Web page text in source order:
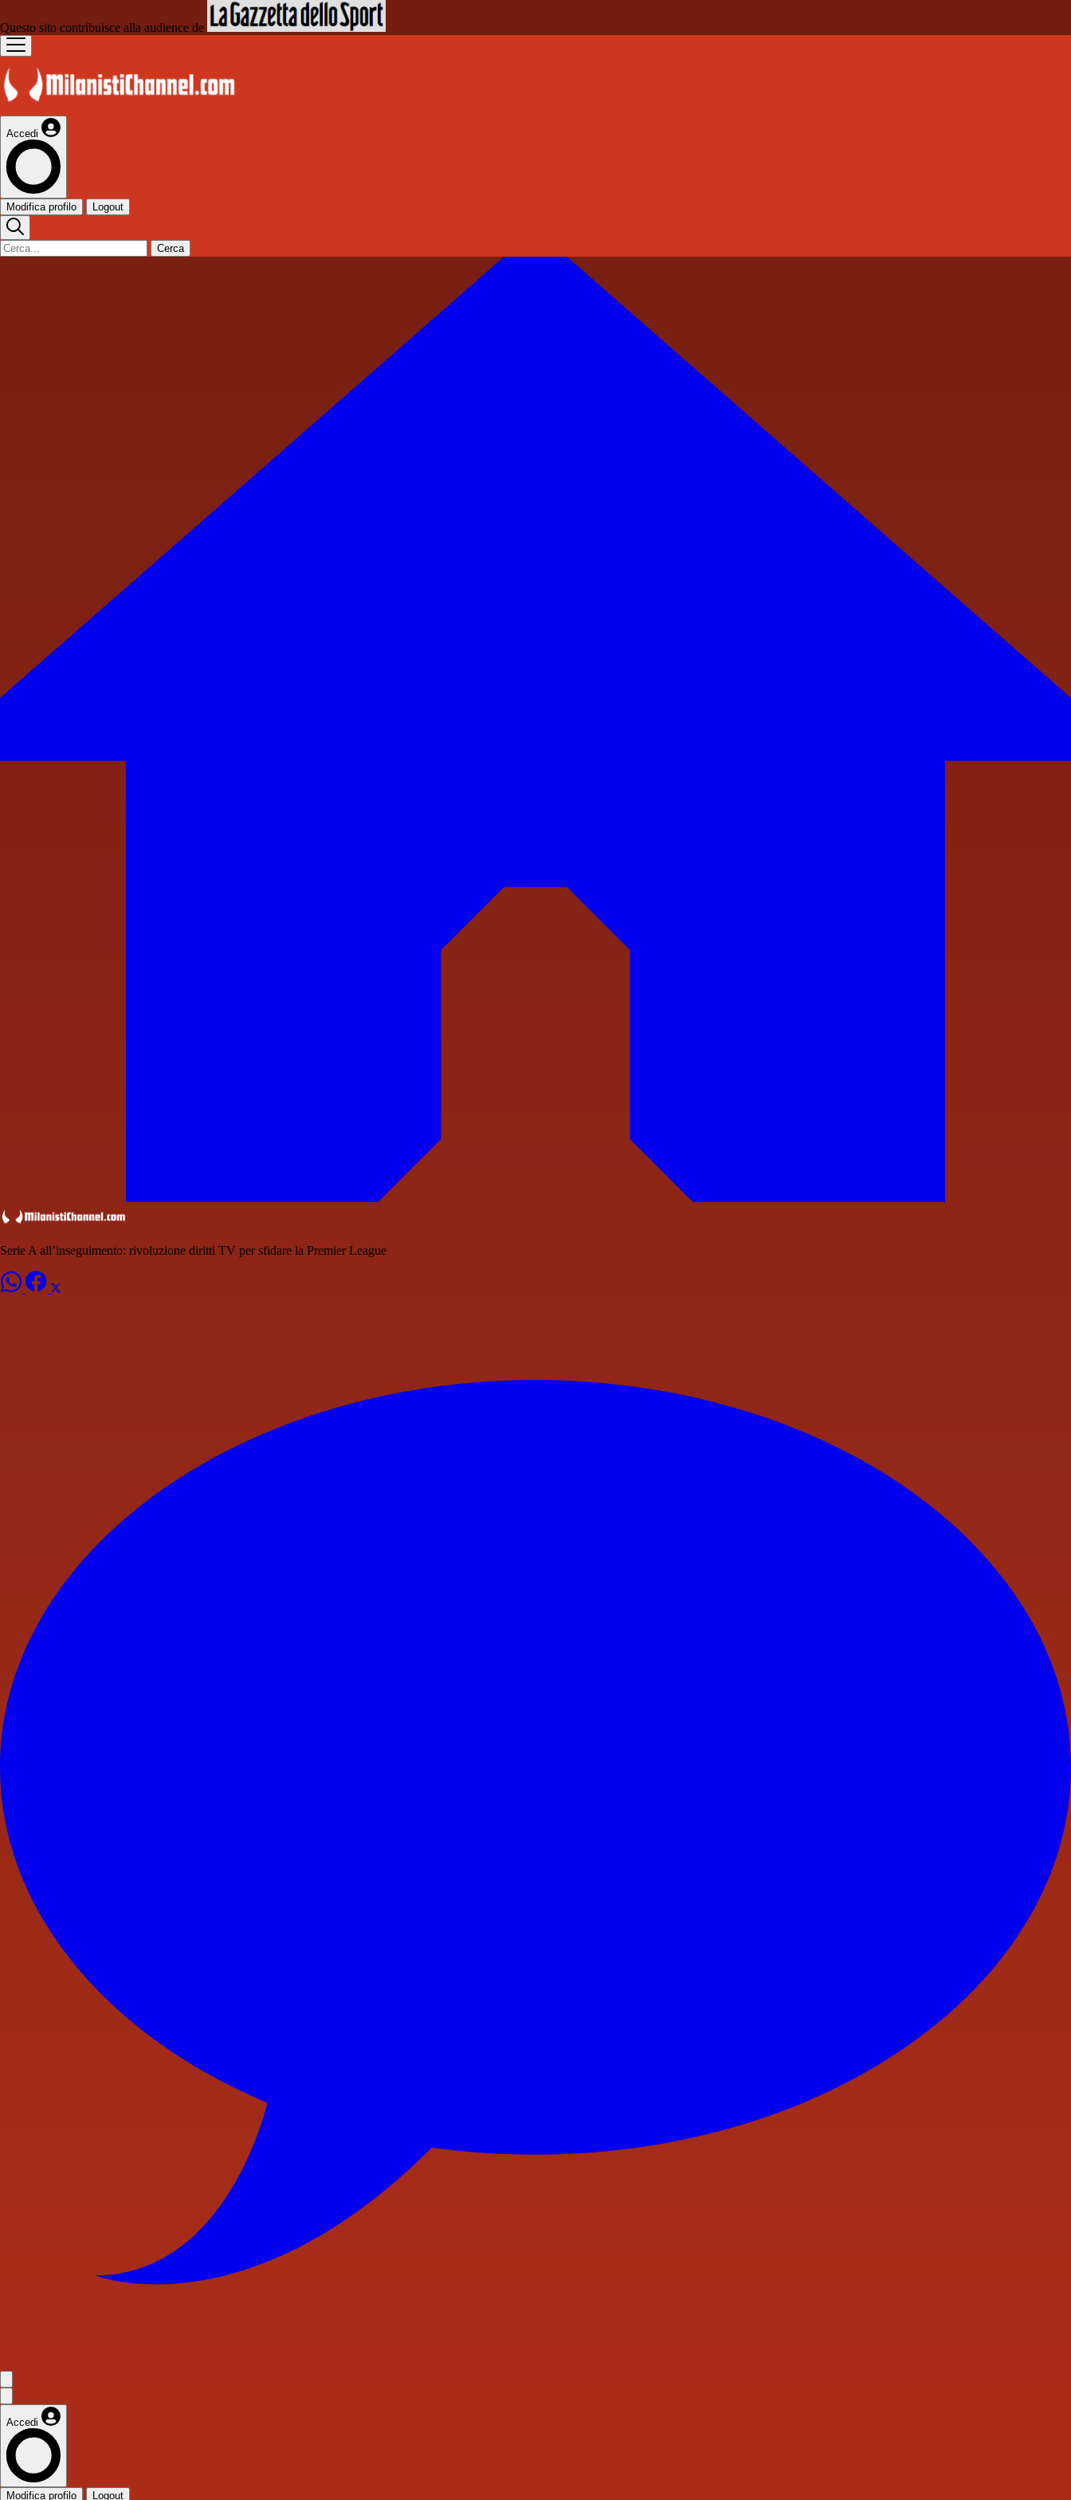
Questo sito contribuisce alla audience de
Accedi
Modifica profilo Logout
Cerca
Serie A all’inseguimento: rivoluzione diritti TV per sfidare la Premier League
Accedi
Modifica profilo Logout